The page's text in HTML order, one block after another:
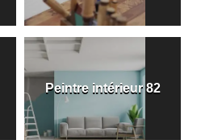
Peintre intérieur 82